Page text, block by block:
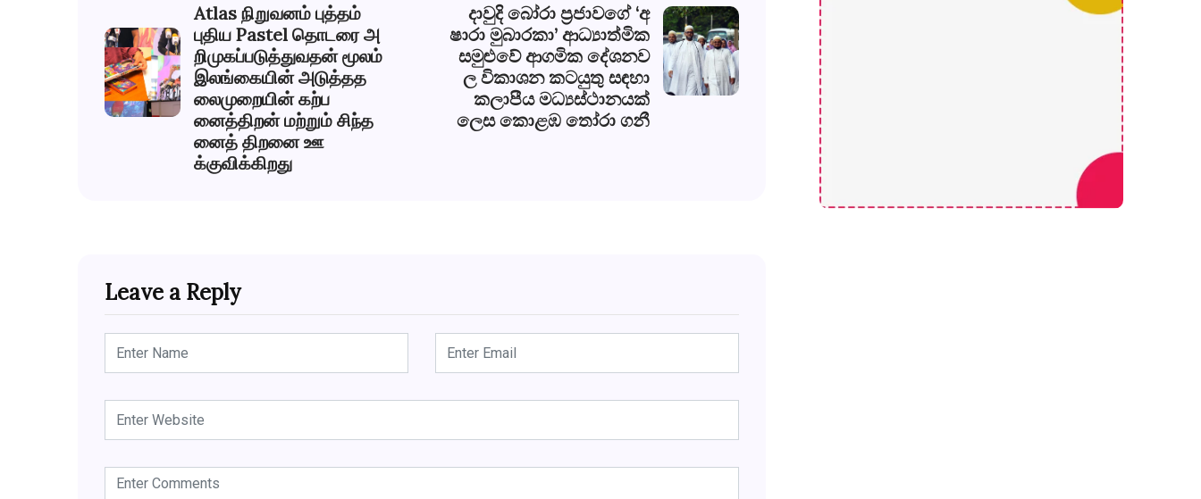
Atlas நிறுவனம் புத்தம்
புதிய Pastel தொடரை அ
றிமுகப்படுத்துவதன் மூலம்
இலங்கையின் அடுத்தத
லைமுறையின் கற்ப
னைத்திறன் மற்றும் சிந்த
னைத் திறனை ஊ
க்குவிக்கிறது
දාවුදි බෝරා ප්‍රජාවගේ ‘අ
ෂාරා මුබාරකා’ ආධ්‍යාත්මික
සමුළුවේ ආගමික දේශනව
ල විකාශන කටයුතු සඳහා
කලාපීය මධ්‍යස්ථානයක්
ලෙස කොළඹ තෝරා ගනී
Leave a Reply